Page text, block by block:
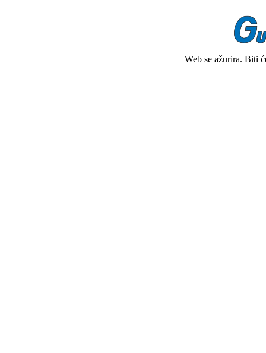
Web se ažurira. Biti